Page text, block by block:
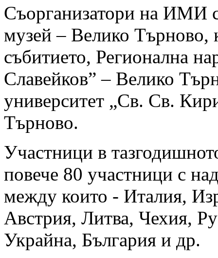
Съорганизатори на ИМИ
музей – Велико Търново,
събитието, Регионална
Славейков” – Велико
университет „Св. Св.
Търново.
Участници в
повече 80 участници с
между които - Италия,
Австрия, Литва, Чехия,
Украйна, България и др.